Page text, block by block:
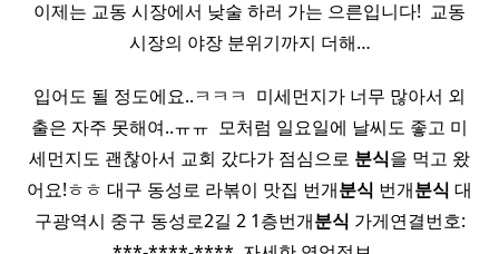
이제는 교동 시장에서 낮술 하러 가는 으른입니다! ​ 교동
시장의 야장 분위기까지 더해…
입어도 될 정도에요..ㅋㅋㅋ ​ 미세먼지가 너무 많아서 외
출은 자주 못해여..ㅠㅠ ​ 모처럼 일요일에 날씨도 좋고 미
세먼지도 괜찮아서 교회 갔다가 점심으로 분식을 먹고 왔
어요!ㅎㅎ 대구 동성로 라볶이 맛집 번개분식 번개분식 대
구광역시 중구 동성로2길 2 1층번개분식 가게연결번호: